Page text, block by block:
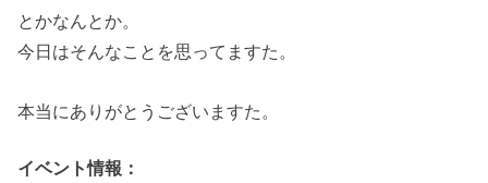
とかなんとか。
今日はそんなことを思ってますた。
本当にありがとうございますた。
イベント情報：